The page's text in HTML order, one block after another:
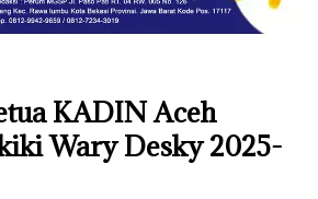
KADIN Aceh
Wary Desky 2025-